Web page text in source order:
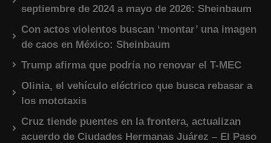
septiembre de 2024 a mayo de 2026: Sheinbaum
Con actos violentos buscan ‘montar’ una imagen
de caos en México: Sheinbaum
Trump afirma que podría no renovar el T-MEC
Olinia, el vehículo eléctrico que busca rebasar a
los mototaxis
Cruz tiende puentes en la frontera, actualizan
acuerdo de Ciudades Hermanas Juárez – El Paso